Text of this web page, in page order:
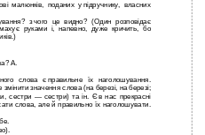
малюнків, поданих у підручнику, власних
з чого це видно? (Один розповідає
руками і, напевно, дуже кричить, бо
А.
слова є правильне їх наголошування.
значення слова (на березі, на березі;
сестри — сестри) та ін. Є в нас прекрасні
слова, але й правильно їх наголошувати.